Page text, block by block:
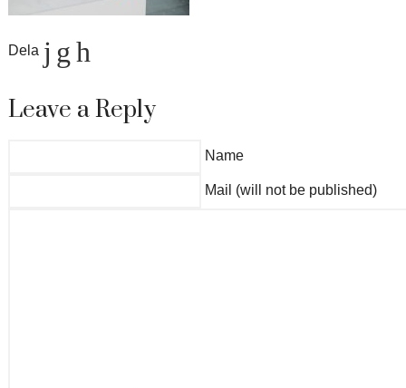
Dela
Leave a Reply
Name
Mail (will not be published)